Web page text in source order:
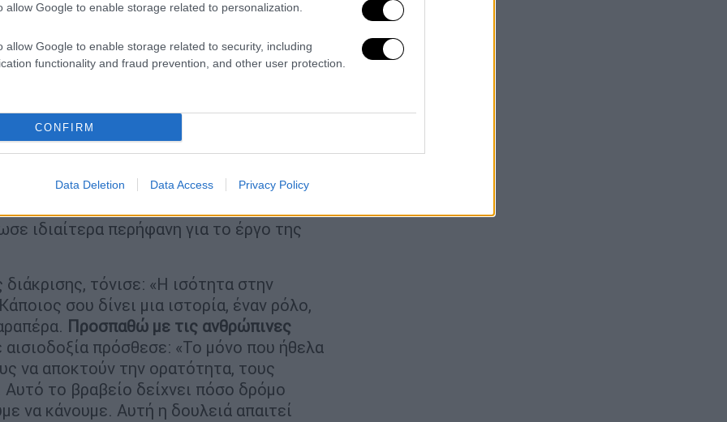
allow Google to enable storage related to personalization.
allow Google to enable storage related to security, including
functionality and fraud prevention, and other user protection.
CONFIRM
Data Deletion Data Access Privacy Policy
χαρακτηρίζοντάς τη σημείο
που άλλαξε την πορεία της καριέρας
έντονη αντίσταση στην ιδέα ότι μια
μεγάλες παραγωγές του Χόλιγουντ
για να αποδείξουμε ότι μπορούμε να
ρομαντικές κομεντί και θρίλερ».
της στο «West Side Story»
ιδιαίτερα περήφανη για το έργο της
τόνισε: «Η ισότητα στην
σου δίνει μια ιστορία, έναν ρόλο,
Προσπαθώ με τις ανθρώπινες
πρόσθεσε: «Το μόνο που ήθελα
να αποκτούν την ορατότητα, τους
το βραβείο δείχνει πόσο δρόμο
να κάνουμε. Αυτή η δουλειά απαιτεί